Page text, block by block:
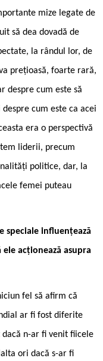
mize legate de
să dea dovadă de
la rândul lor, de
prețioasă, foarte rară,
despre cum este să
cum este ca acei
era o perspectivă
liderii, precum
politice, dar, la
femei puteau
speciale influențează
acționează asupra
fel să afirm că
ar fi fost diferite
n-ar fi venit fiicele
ori dacă s-ar fi